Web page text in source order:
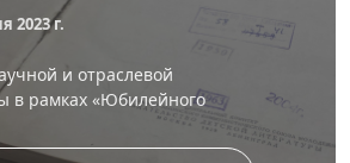
2023 г.
и отраслевой
в рамках «Юбилейного
науки» открылась
180-летию со д...